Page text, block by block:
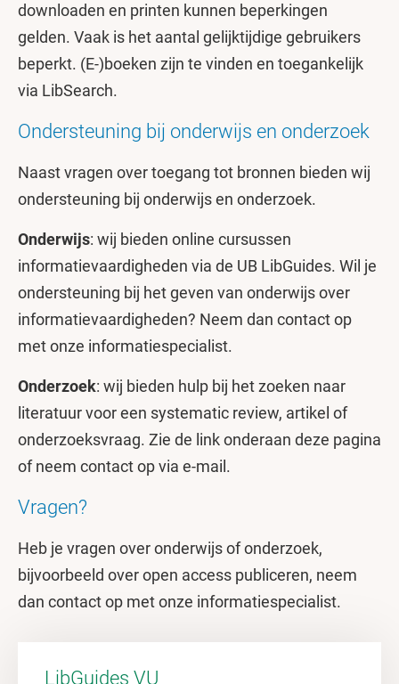
downloaden en printen kunnen beperkingen
gelden. Vaak is het aantal gelijktijdige gebruikers
beperkt. (E-)boeken zijn te vinden en toegankelijk
via LibSearch.
Ondersteuning bij onderwijs en onderzoek
Naast vragen over toegang tot bronnen bieden wij
ondersteuning bij onderwijs en onderzoek.
Onderwijs: wij bieden online cursussen
informatievaardigheden via de UB LibGuides. Wil je
ondersteuning bij het geven van onderwijs over
informatievaardigheden? Neem dan contact op
met onze informatiespecialist.
Onderzoek: wij bieden hulp bij het zoeken naar
literatuur voor een systematic review, artikel of
onderzoeksvraag. Zie de link onderaan deze pagina
of neem contact op via e-mail.
Vragen?
Heb je vragen over onderwijs of onderzoek,
bijvoorbeeld over open access publiceren, neem
dan contact op met onze informatiespecialist.
LibGuides VU